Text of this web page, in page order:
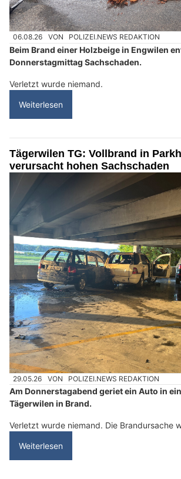
06.08.26 VON POLIZEI.NEWS REDAKTION
Beim Brand einer Holzbeige in Engwilen
Donnerstagmittag Sachschaden.
Verletzt wurde niemand.
Weiterlesen
Tägerwilen TG: Vollbrand in
verursacht hohen Sachschaden
29.05.26 VON POLIZEI.NEWS REDAKTION
Am Donnerstagabend geriet ein Auto in
Tägerwilen in Brand.
Verletzt wurde niemand. Die Brandursache
Weiterlesen